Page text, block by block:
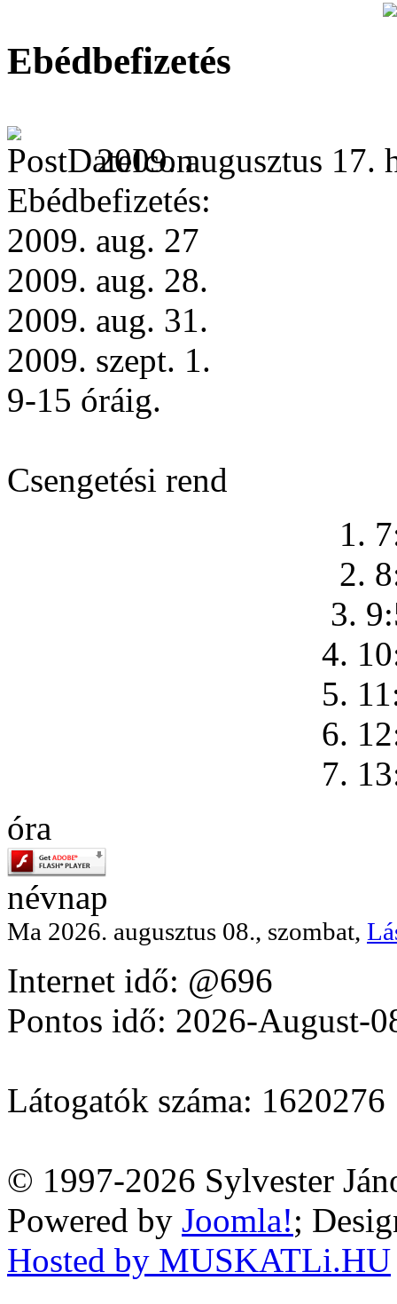
Ebédbefizetés
2009. augusztus 17.
Ebédbefizetés:
2009. aug. 27
2009. aug. 28.
2009. aug. 31.
2009. szept. 1.
9-15 óráig.
Csengetési rend
1.
2.
3.
4.
5.
6.
7.
óra
névnap
Ma 2026. augusztus 08., szombat,
Internet idő: @696
Pontos idő: 2026-August-
Látogatók száma: 1620276
© 1997-2026 Sylvester
Powered by Joomla!;
Hosted by MUSKATLi.HU